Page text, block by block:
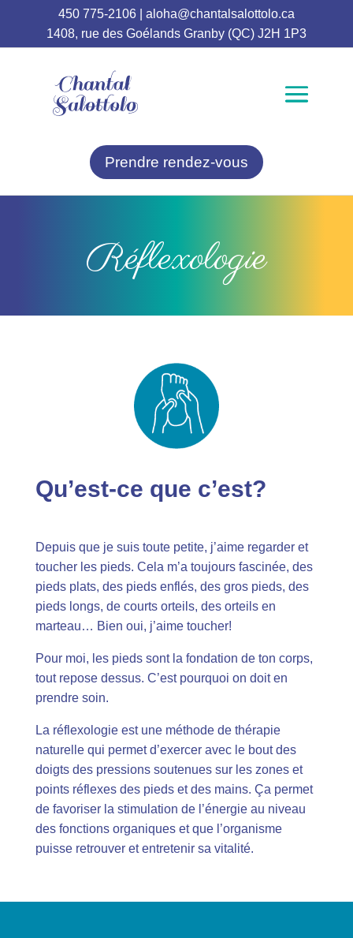
450 775-2106
aloha@chantalsalottolo.ca
1408, rue des Goélands Granby (QC) J2H 1P3
Prendre rendez-vous
Réflexologie
Qu’est-ce que c’est?
Depuis que je suis toute petite, j’aime regarder et
toucher les pieds. Cela m’a toujours fascinée, des
pieds plats, des pieds enflés, des gros pieds, des
pieds longs, de courts orteils, des orteils en
marteau… Bien oui, j’aime toucher!
Pour moi, les pieds sont la fondation de ton corps,
tout repose dessus. C’est pourquoi on doit en
prendre soin.
La réflexologie est une méthode de thérapie
naturelle qui permet d’exercer avec le bout des
doigts des pressions soutenues sur les zones et
points réflexes des pieds et des mains. Ça permet
de favoriser la stimulation de l’énergie au niveau
des fonctions organiques et que l’organisme
puisse retrouver et entretenir sa vitalité.